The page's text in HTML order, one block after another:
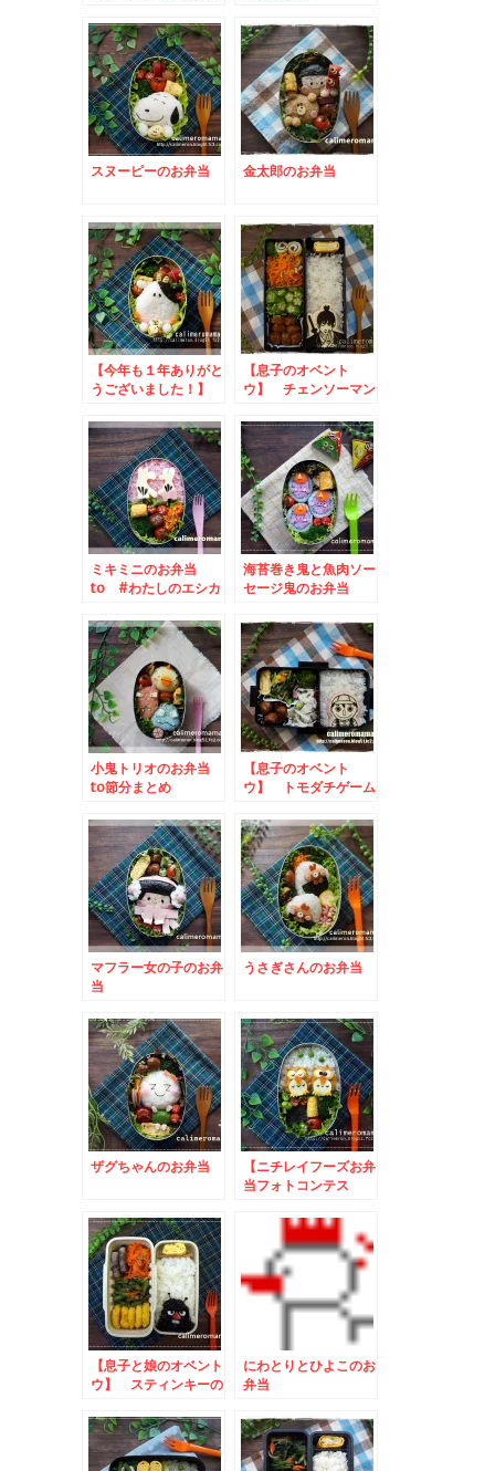
スヌーピーのお弁当 金太郎のお弁当
【今年も１年ありがと
うございました！】
【息子のオベント
ウ】 チェンソーマン
ミキミニのお弁当
to #わたしのエシカ
投稿キャンペーン
海苔巻き鬼と魚肉ソー
セージ鬼のお弁当
小鬼トリオのお弁当
to節分まとめ
【息子のオベント
ウ】 トモダチゲーム
マフラー女の子のお弁
当
うさぎさんのお弁当
ザグちゃんのお弁当
【ニチレイフーズお弁
当フォトコンテス
当とこいのぼりのお弁
【息子と娘のオベント
ウ】 スティンキーの
にわとりとひよこのお
弁当